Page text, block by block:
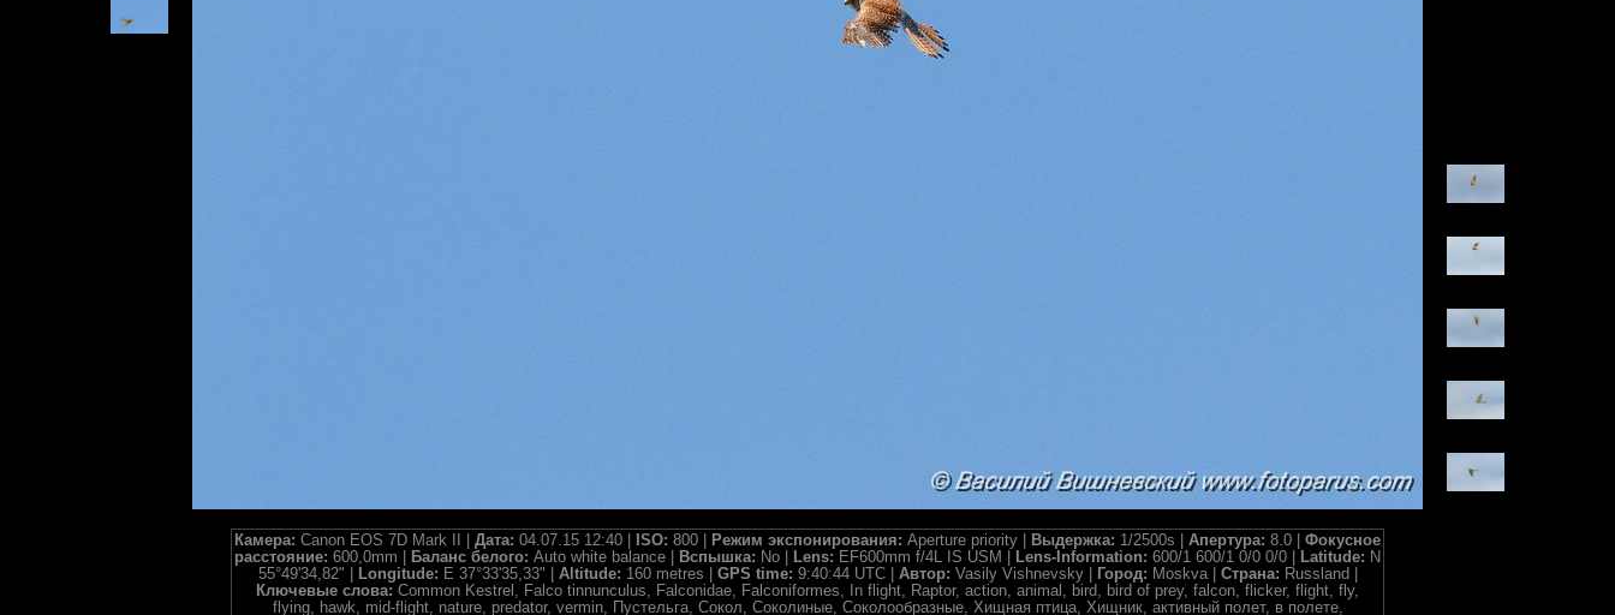
Камера: Canon EOS 7D Mark II | Дата: 04.07.15 12:40 | ISO: 800 | Режим экспонирования: Aperture priority | Выдержка: 1/2500s | Апертура: 8.0 | Фокусное
расстояние: 600,0mm | Баланс белого: Auto white balance | Вспышка: No | Lens: EF600mm f/4L IS USM | Lens-Information: 600/1 600/1 0/0 0/0 | Latitude: N
55°49'34,82" |
Longitude: E 37°33'35,33" | Altitude: 160 metres | GPS time: 9:40:44 UTC | Автор: Vasily Vishnevsky | Город: Moskva | Страна: Russland |
Ключевые слова: Common Kestrel, Falco tinnunculus, Falconidae, Falconiformes, In flight, Raptor, action, animal, bird, bird of prey, falcon, flicker, flight, fly,
flying, hawk, mid-flight, nature, predator, vermin, Пустельга, Сокол, Соколиные, Соколообразные, Хищная птица, Хищник, активный полет, в полете,